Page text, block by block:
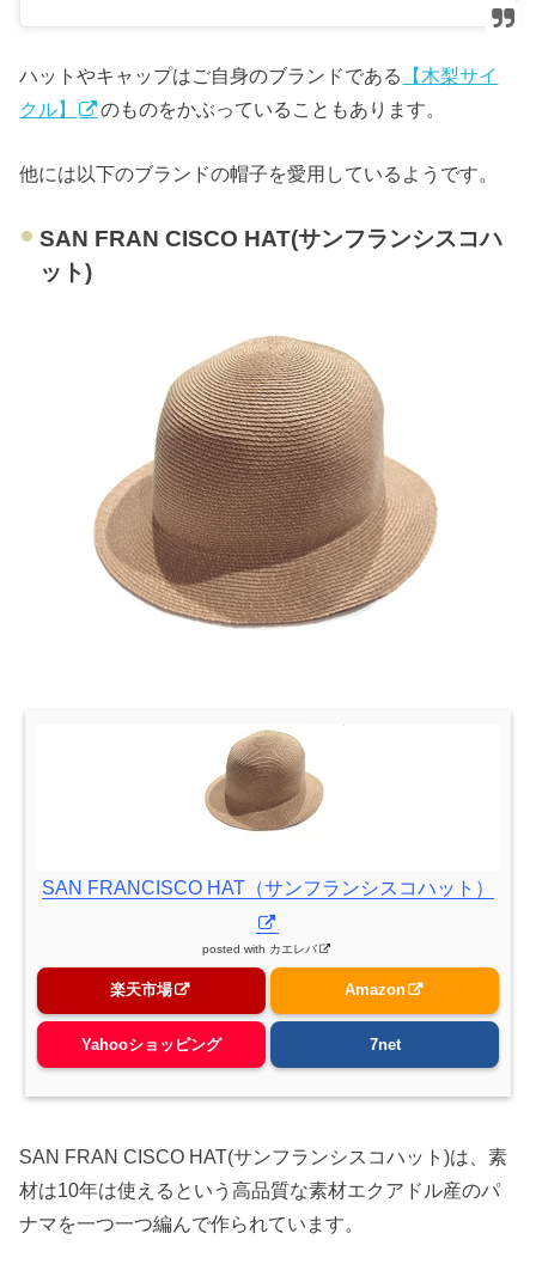
ハットやキャップはご自身のブランドである
【木梨サイ
クル】
のものをかぶっていることもあります。
他には以下のブランドの帽子を愛用しているようです。
SAN FRAN CISCO HAT(サンフランシスコハ
ット)
SAN FRANCISCO HAT（サンフランシスコハット）
posted with カエレバ
楽天市場 Amazon
Yahooショッピング 7net
SAN FRAN CISCO HAT(サンフランシスコハット)は、素
材は10年は使えるという高品質な素材エクアドル産のパ
ナマを一つ一つ編んで作られています。